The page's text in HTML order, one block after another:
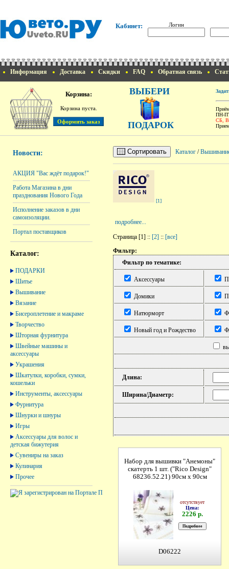
Кабинет: Логин
Информация Доставка Скидки FAQ Обратная связь
Корзина:
Корзина пуста.
ВЫБЕРИ
ПОДАРОК
ПН-
СБ,
Новости:
АКЦИЯ "Вас ждёт подарок!"
Работа Магазина в дни
празднования Нового Года
Исполнение заказов в дни
самоизоляции.
Портал поставщиков
Каталог:
ПОДАРКИ
Шитье
Вышивание
Вязание
Бисероплетение и макраме
Творчество
Шторная фурнитура
Швейные машины и
аксессуары
Украшения
Шкатулки, коробки, сумки,
кошельки
Инструменты, аксессуары
Фурнитура
Шнурки и шнуры
Игры
Аксессуары для волос и
детская бижутерия
Сувениры на заказ
Кулинария
Прочее
Сортировать Каталог /
[1]
подробнее...
Страница [1] :: [2] :: [все]
Фильтр:
Фильтр по тематике:
Аксессуары
Домики
Натюрморт
Новый год и Рождество
Длина:
Ширина/Диаметр:
Набор для вышивки "Анемоны"
скатерть 1 шт. ("Rico Design"
68236.52.21) 90см х 90см
отсутствует
Цена:
2226 р.
D06222